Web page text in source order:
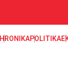
HRONIKAPOLITIKA